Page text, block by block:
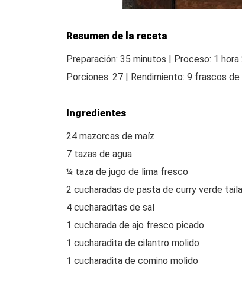
Resumen de la receta
Preparación: 35 minutos | Proceso: 1
Porciones: 27 | Rendimiento: 9 frascos
Ingredientes
24 mazorcas de maíz
7 tazas de agua
¼ taza de jugo de lima fresco
2 cucharadas de pasta de curry verde
4 cucharaditas de sal
1 cucharada de ajo fresco picado
1 cucharadita de cilantro molido
1 cucharadita de comino molido